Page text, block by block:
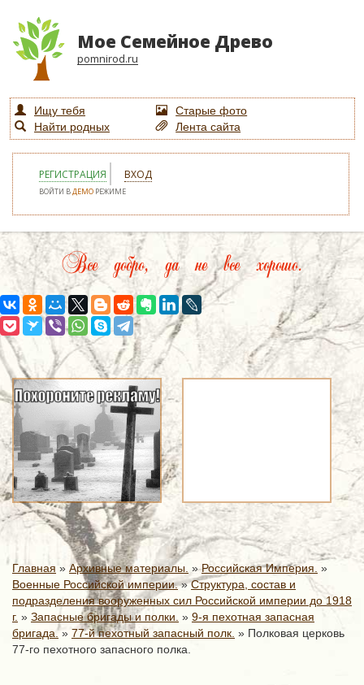
Мое Семейное Древо
pomnirod.ru
Ищу тебя
Старые фото
Найти родных
Лента сайта
РЕГИСТРАЦИЯ ВХОД
ВОЙТИ ВДЕМО РЕЖИМЕ
Все добро, да не все хорошо.
Главная » Архивные материалы. »Российская Империя. »
Военные Российской империи.»Структура, состав и
подразделения вооруженных сил Российской империи до 1918
г. » Запасные бригады и полки. » 9-я пехотная запасная
бригада.» 77-й пехотный запасный полк. » Полковая церковь
77-го пехотного запасного полка.